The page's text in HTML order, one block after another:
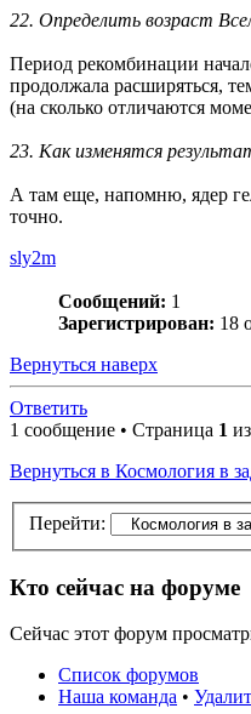
22. Определить возраст
Период рекомбинации
продолжала расширяться,
(на сколько отличаются
23. Как изменятся
А там еще, напомню, ядер
точно.
sly2m
Сообщений: 1
Зарегистрирован: 18
Вернуться наверх
Ответить
1 сообщение • Страница 1 из
Вернуться в Космология в
Перейти:
Кто сейчас на форуме
Сейчас этот форум
Список форумов
Наша команда •